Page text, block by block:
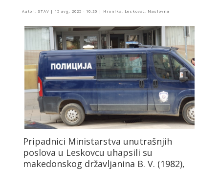
Autor: STAV| 15 avg, 2025 - 10:20 | Hronika Leskovac Naslovna
Pripadnici Ministarstva unutrašnjih
poslova u Leskovcu uhapsili su
makedonskog državljanina B. V. (1982),